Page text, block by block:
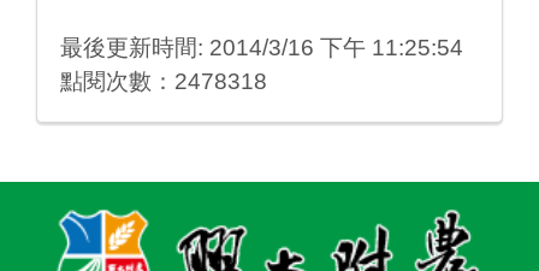
最後更新時間: 2014/3/16 下午 11:25:54
點閱次數：2478318